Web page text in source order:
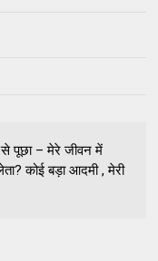
पूछा – मेरे जीवन में
कोई बड़ा आदमी , मेरी